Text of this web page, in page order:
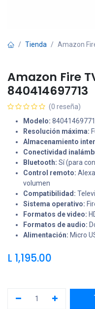
Tienda Amazon
Amazon Fire
840414697713
(0 reseña)
Modelo:
Resolución máxima:
Almacenamiento
Conectividad
Bluetooth: Sí (para
Control remoto:
volumen
Compatibilidad:
Sistema operativo:
Formatos de video:
Formatos de audio:
Alimentación: Micro
L 1,195.00